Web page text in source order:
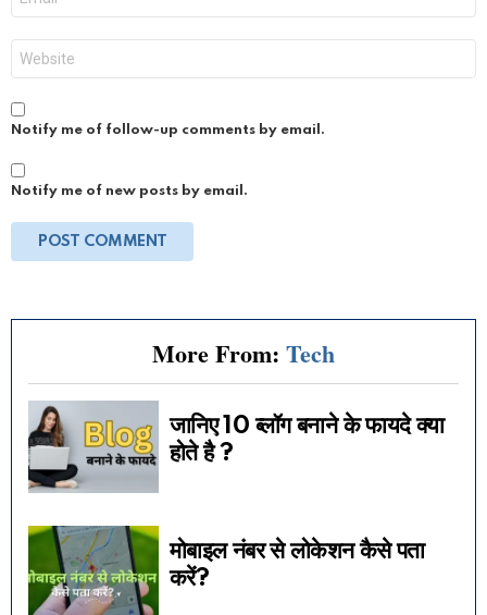
Notify me of follow-up comments by email.
Notify me of new posts by email.
More From: Tech
जानिए 10 ब्लॉग बनाने के फायदे क्या
होते है ?
मोबाइल नंबर से लोकेशन कैसे पता
करें?